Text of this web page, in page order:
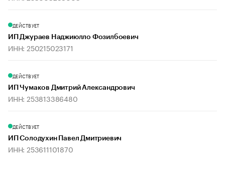
ДЕЙСТВУЕТ
ИП Джураев Наджиюлло Фозилбоевич
ИНН: 250215023171
ДЕЙСТВУЕТ
ИП Чумаков Дмитрий Александрович
ИНН: 253813386480
ДЕЙСТВУЕТ
ИП Солодухин Павел Дмитриевич
ИНН: 253611101870